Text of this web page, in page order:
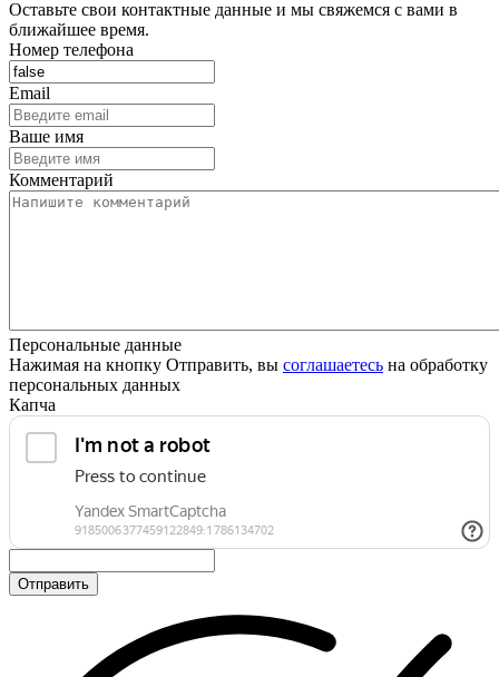
Оставьте свои контактные данные и мы свяжемся с вами в
ближайшее время.
Номер телефона
Email
Ваше имя
Комментарий
Персональные данные
Нажимая на кнопку Отправить, вы соглашаетесь на обработку
персональных данных
Капча
Отправить